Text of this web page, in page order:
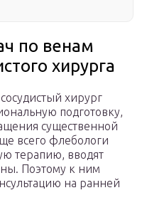
по венам
хирурга
хирург
подготовку,
существенной
всего флебологи
терапию, вводят
Поэтому к ним
на ранней